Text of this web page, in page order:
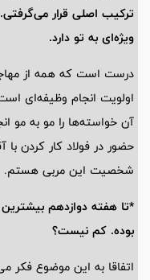
ترکیب اصلی قرار
ویژه‌ای به تو دارد.
درست است که همه از
اولویت انجام وظیفه‌ای
آن خواسته‌ها را مو به مو
حضور در فولاد کار کردن
شخصیت این مربی هستم.
بوده. کم نیست؟
اتفاقا به این موضوع فکر